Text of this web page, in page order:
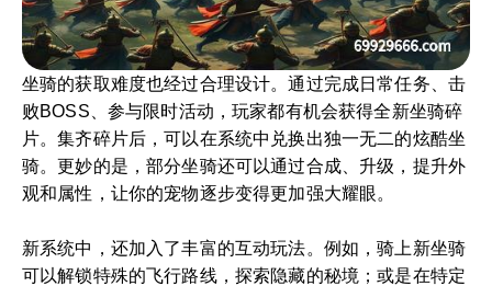
坐骑的获取难度也经过合理设计。通过完成日常任务、击
败BOSS、参与限时活动，玩家都有机会获得全新坐骑碎
片。集齐碎片后，可以在系统中兑换出独一无二的炫酷坐
骑。更妙的是，部分坐骑还可以通过合成、升级，提升外
观和属性，让你的宠物逐步变得更加强大耀眼。
新系统中，还加入了丰富的互动玩法。例如，骑上新坐骑
可以解锁特殊的飞行路线，探索隐藏的秘境；或是在特定